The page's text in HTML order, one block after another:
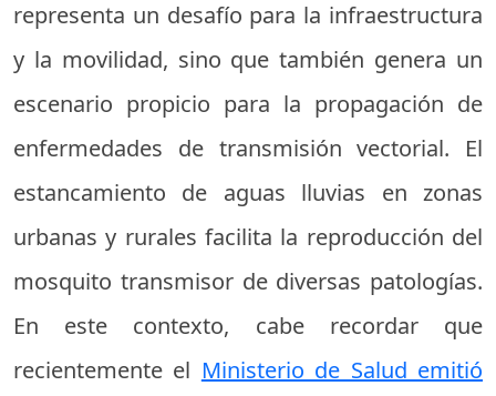
representa un desafío para la infraestructura
y la movilidad, sino que también genera un
escenario propicio para la propagación de
enfermedades de transmisión vectorial. El
estancamiento de aguas lluvias en zonas
urbanas y rurales facilita la reproducción del
mosquito transmisor de diversas patologías.
En este contexto, cabe recordar que
recientemente el Ministerio de Salud emitió